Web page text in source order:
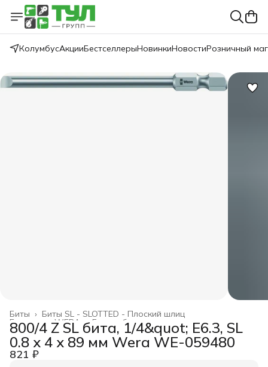
КолумбусАкцииБестселлерыНовинкиНовостиРозничный
Биты SL - SLOTTED - Плоский шлиц
Биты ›
Биты и битодержатели ›
WERA ›
Главная
800/4 Z SL бита, 1/4&quot; E6.3, SL
0.8 x 4 x 89 мм Wera WE-059480
821 ₽